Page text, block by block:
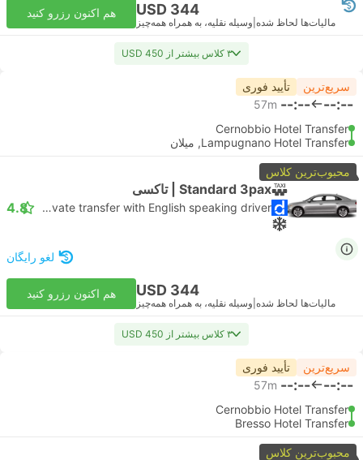
USD 344
مالیات‌ها لحاظ شده وسیله نقلیه، به همراه همه‌چیز
هم اکنون رزرو کنید
۳ کلاس بیشتر از USD 450
سریع‌ترین تأیید فوری
--:--
--:--
57m
Cernobbio Hotel Transfer
Lampugnano Hotel Transfer, میلان
محبوب‌ترین کلاس
Standard 3pax | تاکسی
Daytrip private transfer with English speaking driver
4.8
لغو رایگان
USD 344
مالیات‌ها لحاظ شده وسیله نقلیه، به همراه همه‌چیز
هم اکنون رزرو کنید
۳ کلاس بیشتر از USD 450
سریع‌ترین تأیید فوری
--:--
--:--
57m
Cernobbio Hotel Transfer
Bresso Hotel Transfer
محبوب‌ترین کلاس